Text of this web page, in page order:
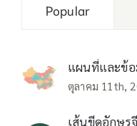
Popular
แผนที่และข้อ
ตุลาคม 11th,
เส้นขีดอักษร